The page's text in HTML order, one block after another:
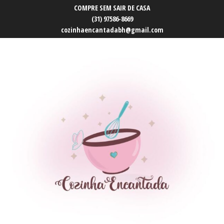
COMPRE SEM SAIR DE CASA
(31) 97586-8669
cozinhaencantadabh@gmail.com